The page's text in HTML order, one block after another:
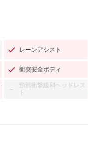
レーンアシスト
衝突安全ボディ
－
頸部衝撃緩和ヘッドレス
ト